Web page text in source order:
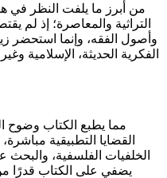
من أبرز ما يلفت النظر في
التراثية والمعاصرة؛ إذ لم
وأصول الفقه، وإنما استحضر
الفكرية الحديثة، الإسلامية
مما يطبع الكتاب وضوح
القضايا التطبيقية
الخلفيات الفلسفية، والبحث
يضفي على الكتاب قدرًا